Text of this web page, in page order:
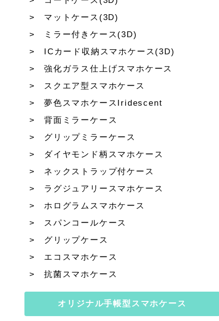
マットケース(3D)
ミラー付きケース(3D)
ICカード収納スマホケース(3D)
強化ガラス仕上げスマホケース
スクエア型スマホケース
夢色スマホケースIridescent
背面ミラーケース
グリップミラーケース
ダイヤモンド柄スマホケース
ネックストラップ付ケース
ラグジュアリースマホケース
ホログラムスマホケース
スパンコールケース
グリップケース
エコスマホケース
抗菌スマホケース
オリジナル手帳型スマホケース